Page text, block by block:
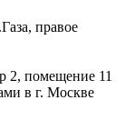
правое
2, помещение 11
в г. Москве